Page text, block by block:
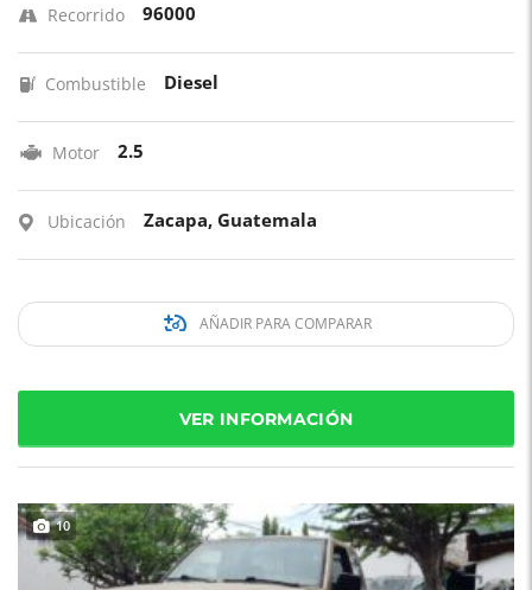
Recorrido 96000
Combustible Diesel
Motor 2.5
Ubicación Zacapa, Guatemala
AÑADIR PARA COMPARAR
VER INFORMACIÓN
10